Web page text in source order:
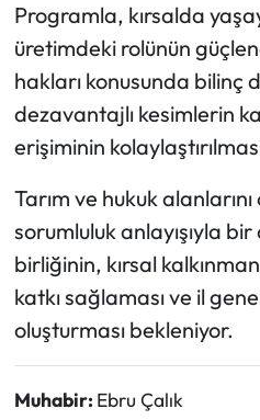
Programla, kırsalda
üretimdeki rolünün
hakları konusunda bilinç
dezavantajlı kesimlerin
erişiminin
Tarım ve hukuk
sorumluluk anlayışıyla
birliğinin, kırsal
katkı sağlaması ve il
oluşturması bekleniyor.
Muhabir: Ebru Çalık